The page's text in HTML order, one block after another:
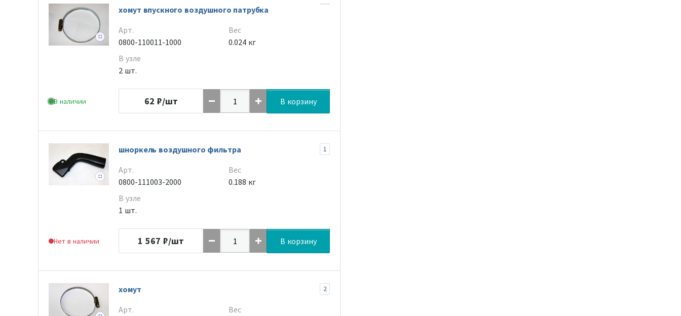
В наличии
хомут впускного воздушного патрубка
Арт.
0800-110011-1000
В узле
2 шт.
Вес
0.024 кг
62 ₽/шт В корзину
Нет в наличии
шноркель воздушного фильтра 1
Арт.
0800-111003-2000
В узле
1 шт.
Вес
0.188 кг
1 567 ₽/шт В корзину
хомут 2
Арт.
Вес